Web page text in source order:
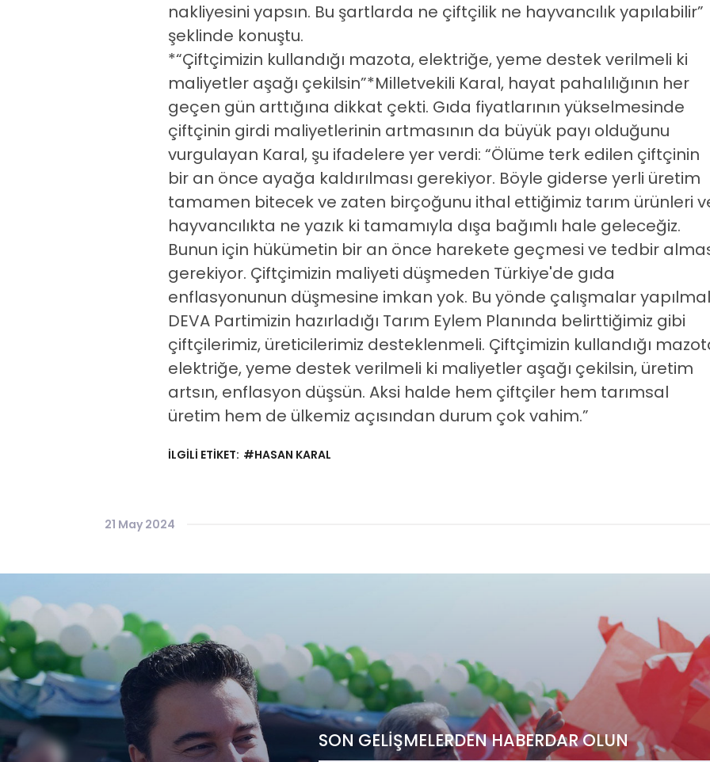
nakliyesini yapsın. Bu şartlarda ne çiftçilik ne hayvancılık yapılabilir”
şeklinde konuştu.
*“Çiftçimizin kullandığı mazota, elektriğe, yeme destek verilmeli ki
maliyetler aşağı çekilsin”*Milletvekili Karal, hayat pahalılığının her
geçen gün arttığına dikkat çekti. Gıda fiyatlarının yükselmesinde
çiftçinin girdi maliyetlerinin artmasının da büyük payı olduğunu
vurgulayan Karal, şu ifadelere yer verdi: “Ölüme terk edilen çiftçinin
bir an önce ayağa kaldırılması gerekiyor. Böyle giderse yerli üretim
tamamen bitecek ve zaten birçoğunu ithal ettiğimiz tarım ürünleri
hayvancılıkta ne yazık ki tamamıyla dışa bağımlı hale geleceğiz.
Bunun için hükümetin bir an önce harekete geçmesi ve tedbir
gerekiyor. Çiftçimizin maliyeti düşmeden Türkiye'de gıda
enflasyonunun düşmesine imkan yok. Bu yönde çalışmalar
DEVA Partimizin hazırladığı Tarım Eylem Planında belirttiğimiz gibi
çiftçilerimiz, üreticilerimiz desteklenmeli. Çiftçimizin kullandığı
elektriğe, yeme destek verilmeli ki maliyetler aşağı çekilsin, üretim
artsın, enflasyon düşsün. Aksi halde hem çiftçiler hem tarımsal
üretim hem de ülkemiz açısından durum çok vahim.”
İLGİLİ ETİKET: #HASAN KARAL
21 May 2024
SON GELİŞMELERDEN HABERDAR OLUN